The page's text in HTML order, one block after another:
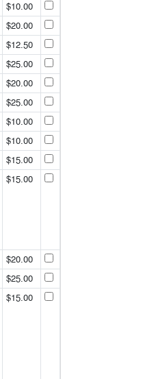
$10.00
$20.00
$12.50
$25.00
$20.00
$25.00
$10.00
$10.00
$15.00
$15.00
$20.00
$25.00
$15.00